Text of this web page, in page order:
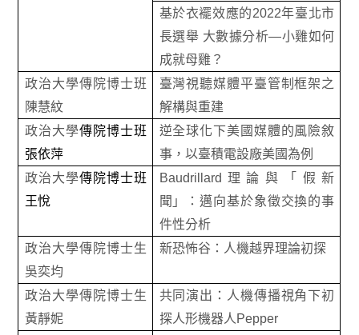
基於衣襬效應的2022年臺北市
長選舉 大數據分析—小雞如何
成就母雞？
政治大學傳院博士班
陳慧紋
臺灣視聽媒體平臺管制框架之
解構與重建
政治大學傳院博士班
張依萍
逆全球化下美國媒體的風險敘
事，以臺積電設廠美國為例
政治大學傳院博士班
王悅
Baudrillard理論與「假新
聞」：邁向基於象徵交換的事
件性分析
政治大學傳院博士生
吳奕均
新恐怖谷：人機越界理論初探
政治大學傳院博士生
黃靜妮
共同演出：人機傳播視角下初
探人形機器人Pepper